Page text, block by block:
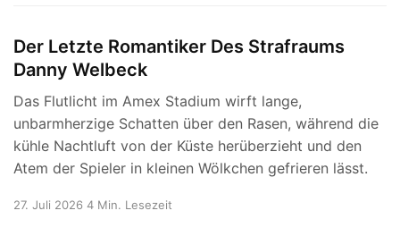
Der Letzte Romantiker Des Strafraums
Danny Welbeck
Das Flutlicht im Amex Stadium wirft lange,
unbarmherzige Schatten über den Rasen, während die
kühle Nachtluft von der Küste herüberzieht und den
Atem der Spieler in kleinen Wölkchen gefrieren lässt.
27. Juli 2026 4 Min. Lesezeit